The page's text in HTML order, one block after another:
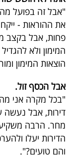
"אבל זה בפועל
את ההוראות -
פחות, אבל בקצב
הוצאות המימון
אבל הכסף זול.
"בכל מקרה אני
דירות, אבל נעשה
הדירות יעלו
והם טועים?".